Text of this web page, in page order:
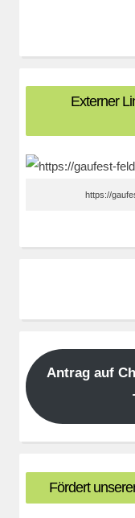
Externer
https://
Antrag auf
Fördert